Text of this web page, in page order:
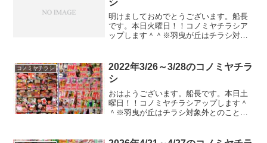
明けましておめでとうございます。船長
です。本日火曜日！！コノミヤチラシア
ップします＾＾※羽曳が丘はチラシ対象
ミヤチラシ更新です。相変わらずトップ
画像とかその辺の更新の仕...
コノミヤチラシ
2022年3/26～3/28のコノミヤチラ
シ
おはようございます。船長です。本日土
曜日！！コノミヤチラシアップします＾
＾※羽曳が丘はチラシ対象外とのこと。
コノミヤチラシが出てるの気づきません